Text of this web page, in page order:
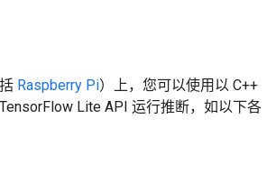
Raspberry Pi）上，您可以使用以 C++
Lite API 运行推断，如以下各